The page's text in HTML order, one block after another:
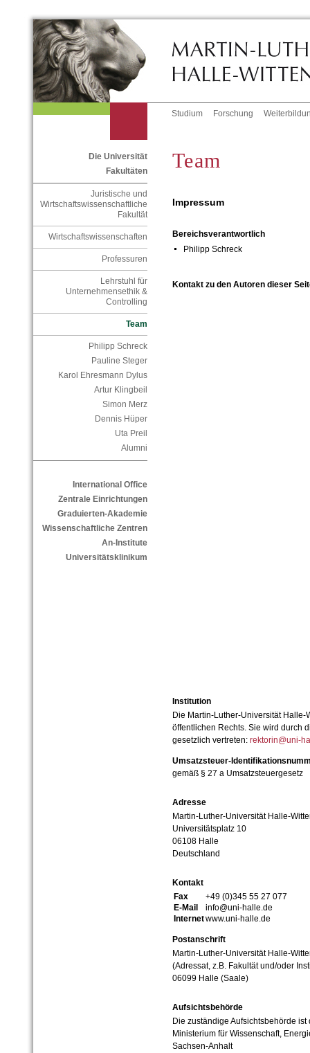
Studium Forschung
Die Universität
Fakultäten
Juristische und
Wirtschaftswissenschaftliche
Fakultät
Wirtschaftswissenschaften
Professuren
Lehrstuhl für
Unternehmensethik &
Controlling
Team
Philipp Schreck
Pauline Steger
Karol Ehresmann Dylus
Artur Klingbeil
Simon Merz
Dennis Hüper
Uta Preil
Alumni
International Office
Zentrale Einrichtungen
Graduierten-Akademie
Wissenschaftliche Zentren
An-Institute
Universitätsklinikum
Team
Impressum
Bereichsverantwortlich
Philipp Schreck
Kontakt zu den Autoren dieser
Institution
Die Martin-Luther-Universität
öffentlichen Rechts. Sie wird durch
gesetzlich vertreten: rektorin@uni-
Umsatzsteuer-
gemäß § 27 a Umsatzsteuergesetz
Adresse
Martin-Luther-Universität Halle-
Universitätsplatz 10
06108 Halle
Deutschland
Kontakt
Fax
+49 (0)345 55 27 077
E-Mail
info@uni-halle.de
Internetwww.uni-halle.de
Postanschrift
Martin-Luther-Universität Halle-
(Adressat, z.B. Fakultät und/oder
06099 Halle (Saale)
Aufsichtsbehörde
Die zuständige Aufsichtsbehörde ist
Ministerium für Wissenschaft,
Sachsen-Anhalt